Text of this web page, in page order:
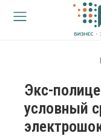
Экс-
условный